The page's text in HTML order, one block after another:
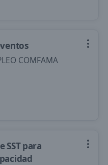
COMFAMA
para